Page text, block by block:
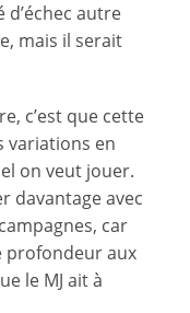
autre
mais il serait
c’est que cette
variations en
on veut jouer.
davantage avec
car
profondeur aux
le MJ ait à